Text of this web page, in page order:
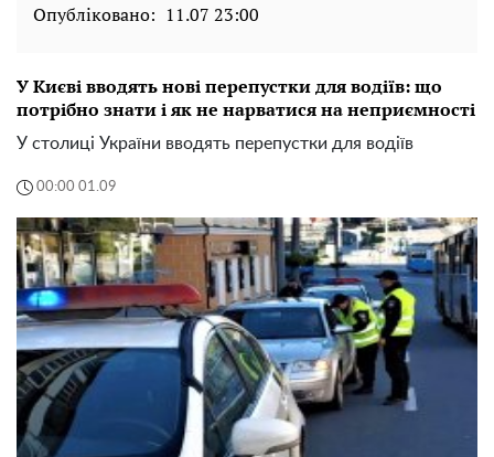
Опубліковано: 11.07 23:00
У Києві вводять нові перепустки для водіїв: що
потрібно знати і як не нарватися на неприємності
У столиці України вводять перепустки для водіїв
00:00 01.09